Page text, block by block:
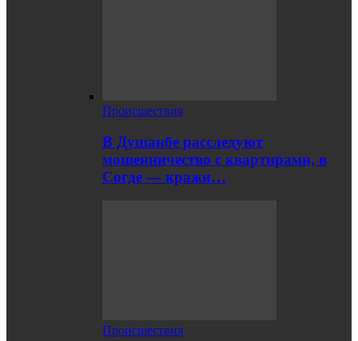
Происшествия
В Душанбе расследуют
мошенничество с квартирами, в
Согде — кражи…
Происшествия